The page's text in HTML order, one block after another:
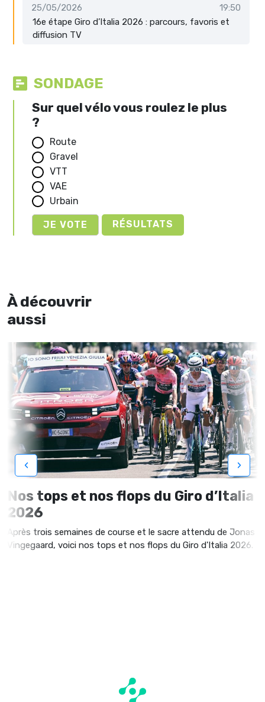
25/05/2026
19:50
16e étape Giro d’Italia 2026 : parcours, favoris et
diffusion TV
SONDAGE
Sur quel vélo vous roulez le plus
?
Route
Gravel
VTT
VAE
Urbain
RÉSULTATS
À découvrir
aussi
Nos tops et nos flops du Giro d’Italia
2026
Après trois semaines de course et le sacre attendu de Jonas
Vingegaard, voici nos tops et nos flops du Giro d'Italia 2026.
‹ ›